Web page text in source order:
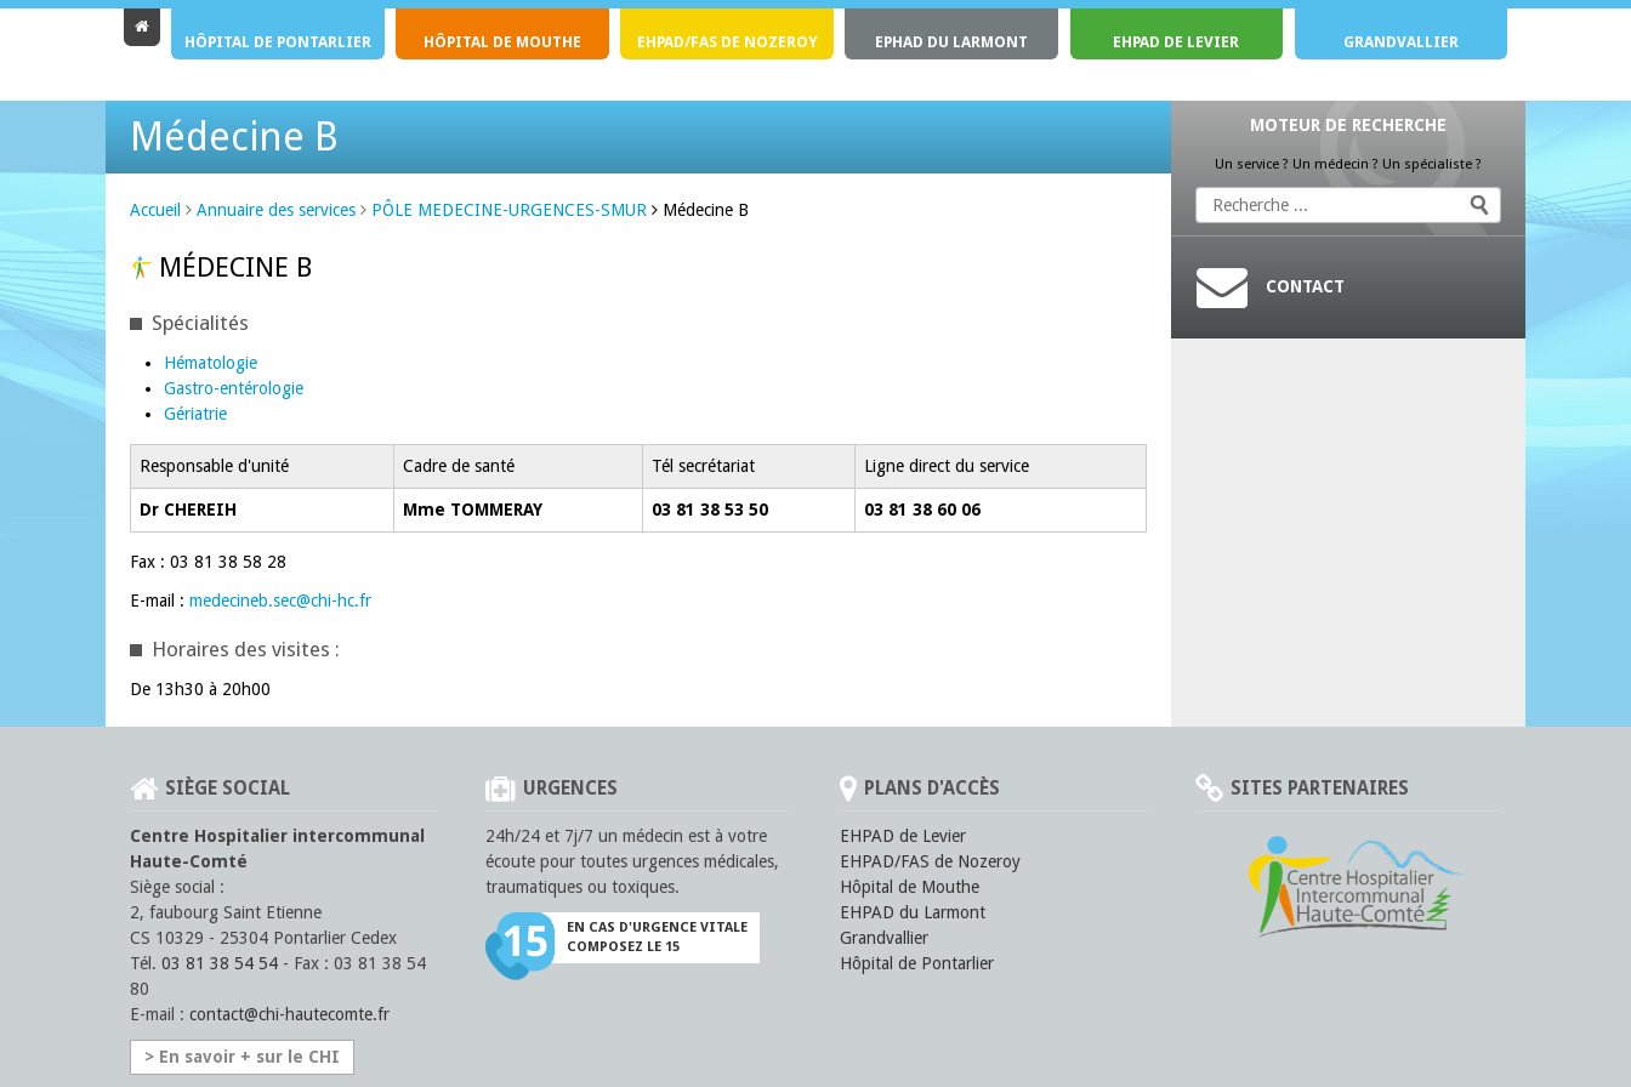
HÔPITAL DE PONTARLIER HÔPITAL DE MOUTHE EHPAD/FAS DE NOZEROY EPHAD DU LARMONT EHPAD DE LEVIER GRANDVALLIER
Médecine B
Accueil Annuaire des services PÔLE MEDECINE-URGENCES-SMUR Médecine B
MÉDECINE B
Spécialités
Hématologie
Gastro-entérologie
Gériatrie
Responsable d'unité Cadre de santé Tél secrétariat Ligne direct du service
Dr CHEREIH Mme TOMMERAY 03 81 38 53 50 03 81 38 60 06
Fax : 03 81 38 58 28
E-mail : medecineb.sec@chi-hc.fr
Horaires des visites :
De 13h30 à 20h00
MOTEUR DE RECHERCHE
Un service ? Un médecin ? Un spécialiste ?
CONTACT
SIÈGE SOCIAL
Centre Hospitalier intercommunal
Haute-Comté
Siège social :
2, faubourg Saint Etienne
CS 10329 - 25304 Pontarlier Cedex
Tél. 03 81 38 54 54 - Fax : 03 81 38 54
80
E-mail : contact@chi-hautecomte.fr
> En savoir + sur le CHI
URGENCES
24h/24 et 7j/7 un médecin est à votre
écoute pour toutes urgences médicales,
traumatiques ou toxiques.
EN CAS D'URGENCE VITALE
COMPOSEZ LE 15
PLANS D'ACCÈS
EHPAD de Levier
EHPAD/FAS de Nozeroy
Hôpital de Mouthe
EHPAD du Larmont
Grandvallier
Hôpital de Pontarlier
SITES PARTENAIRES